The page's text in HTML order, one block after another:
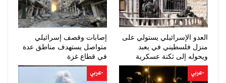
العدو الإسرائيلي يستولي على
منزل فلسطيني في يعبد
ويحوله إلى ثكنة عسكرية
إصابات وقصف إسرائيلي
متواصل يستهدف مناطق عدة
في قطاع غزة
-عربي -عربي